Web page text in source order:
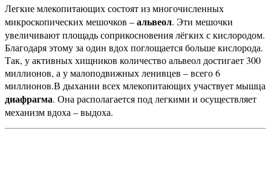
Легкие млекопитающих состоят из многочисленных
микроскопических мешочков –альвеол. Эти мешочки
увеличивают площадь соприкосновения лёгких с кислородом.
Благодаря этому за один вдох поглощается больше кислорода.
Так, у активных хищников количество альвеол достигает 300
миллионов, а у малоподвижных ленивцев – всего 6
миллионов.В дыхании всех млекопитающих участвует мышца
диафрагма. Она располагается под легкими и осуществляет
механизм вдоха – выдоха.